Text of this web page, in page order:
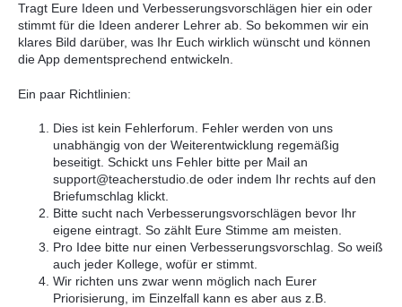
Tragt Eure Ideen und Verbesserungsvorschlägen hier ein oder
stimmt für die Ideen anderer Lehrer ab. So bekommen wir ein
klares Bild darüber, was Ihr Euch wirklich wünscht und können
die App dementsprechend entwickeln.
Ein paar Richtlinien:
Dies ist kein Fehlerforum. Fehler werden von uns
unabhängig von der Weiterentwicklung regemäßig
beseitigt. Schickt uns Fehler bitte per Mail an
support@teacherstudio.de oder indem Ihr rechts auf den
Briefumschlag klickt.
Bitte sucht nach Verbesserungsvorschlägen bevor Ihr
eigene eintragt. So zählt Eure Stimme am meisten.
Pro Idee bitte nur einen Verbesserungsvorschlag. So weiß
auch jeder Kollege, wofür er stimmt.
Wir richten uns zwar wenn möglich nach Eurer
Priorisierung, im Einzelfall kann es aber aus z.B.